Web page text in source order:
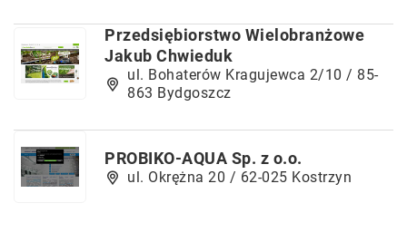
Przedsiębiorstwo Wielobranżowe
Jakub Chwieduk
ul. Bohaterów Kragujewca 2/10 / 85-
863 Bydgoszcz
PROBIKO-AQUA Sp. z o.o.
ul. Okrężna 20 / 62-025 Kostrzyn